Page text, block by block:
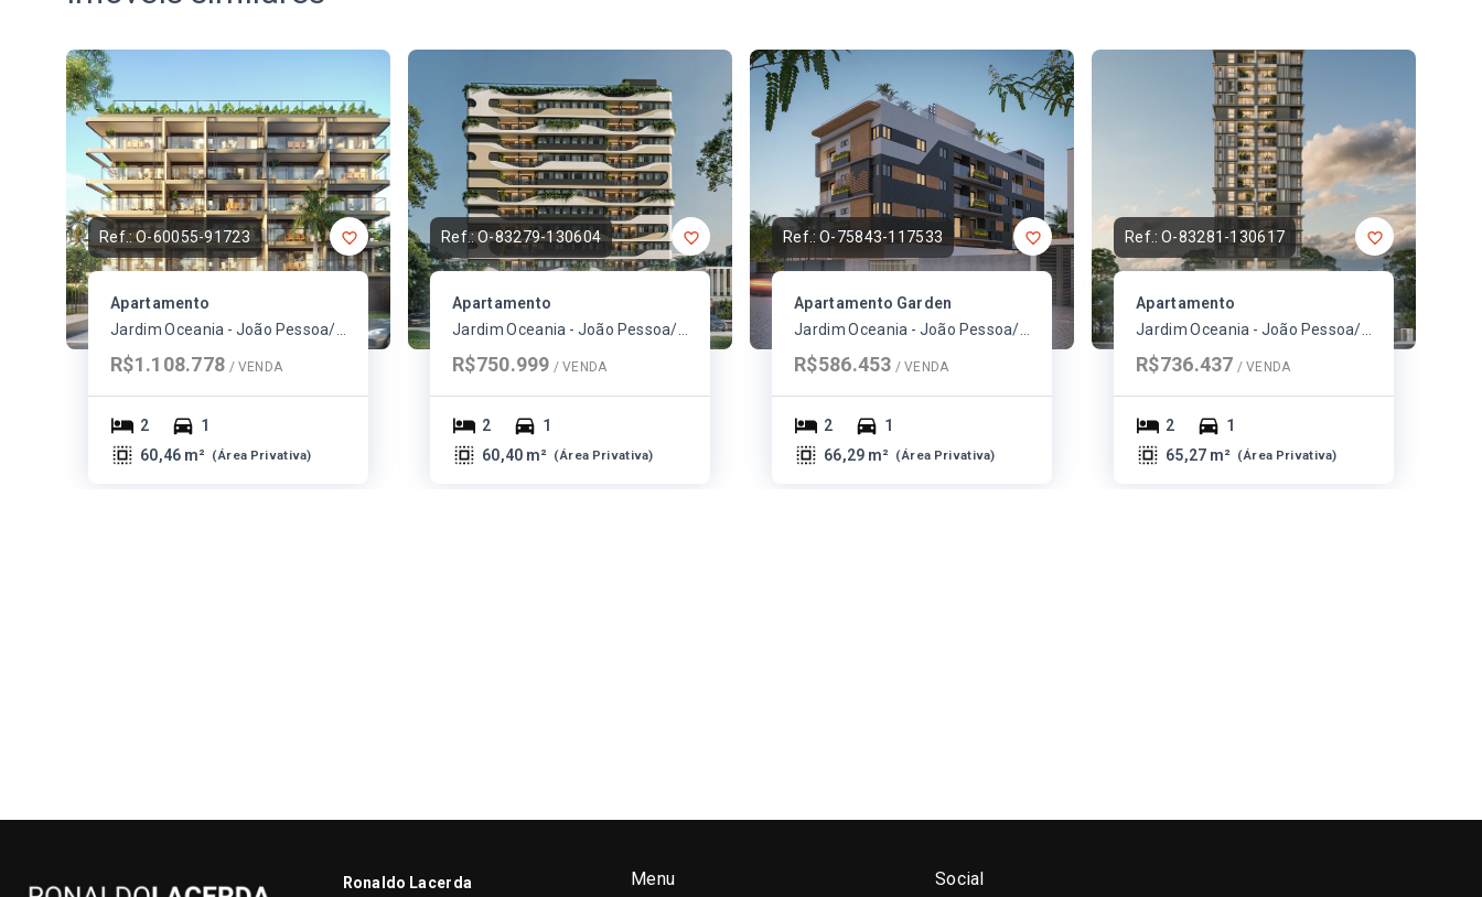
Ref.:O-60055-91723
Apartamento
R$1.108.778 / VENDA
2
1
60,46 m² (Área Privativa)
Ref.:O-83279-130604
Apartamento
R$750.999 / VENDA
2
1
60,40 m² (Área Privativa)
Ref.:O-75843-117533
Apartamento Garden
R$586.453 / VENDA
2
1
66,29 m² (Área Privativa)
Ref.:O-83281-130617
Apartamento
R$736.437 / VENDA
2
1
65,27 m² (Área Privativa)
Ronaldo Lacerda
Menu Social